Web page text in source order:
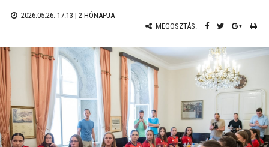
2026.05.26. 17:13 | 2 HÓNAPJA
MEGOSZTÁS: